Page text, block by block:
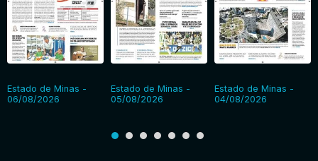
Estado de Minas -
06/08/2026
Estado de Minas -
05/08/2026
Estado de Minas -
04/08/2026